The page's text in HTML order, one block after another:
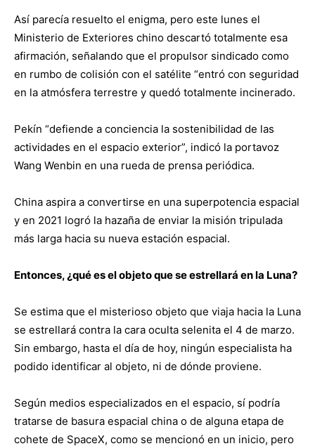
Así parecía resuelto el enigma, pero este lunes el
Ministerio de Exteriores chino descartó totalmente esa
afirmación, señalando que el propulsor sindicado como
en rumbo de colisión con el satélite “entró con seguridad
en la atmósfera terrestre y quedó totalmente incinerado.
Pekín “defiende a conciencia la sostenibilidad de las
actividades en el espacio exterior”, indicó la portavoz
Wang Wenbin en una rueda de prensa periódica.
China aspira a convertirse en una superpotencia espacial
y en 2021 logró la hazaña de enviar la misión tripulada
más larga hacia su nueva estación espacial.
Entonces, ¿qué es el objeto que se estrellará en la Luna?
Se estima que el misterioso objeto que viaja hacia la Luna
se estrellará contra la cara oculta selenita el 4 de marzo.
Sin embargo, hasta el día de hoy, ningún especialista ha
podido identificar al objeto, ni de dónde proviene.
Según medios especializados en el espacio, sí podría
tratarse de basura espacial china o de alguna etapa de
cohete de SpaceX, como se mencionó en un inicio, pero